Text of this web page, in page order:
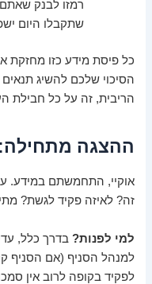
רמזו לבנק
שתקבלו היום
כל פיסת מידע כזו מחזקת
הסיכוי שלכם להשיג
הריבית, זה על כל חבילת
ההצגה
אוקיי, התחמשתם במידע.
זה? לאיזה פקיד לגשת?
למי לפנות? בדרך כלל,
למנהל הסניף (אם הסניף
לפקיד בקופה לרוב אין